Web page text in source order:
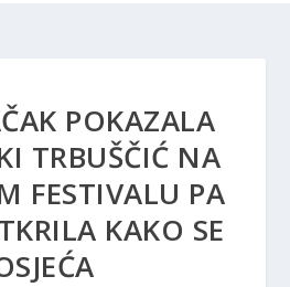
POKAZALA
TRBUŠČIĆ NA
FESTIVALU PA
KAKO SE